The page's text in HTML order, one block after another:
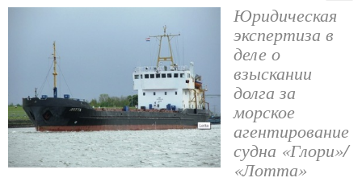
Юридическая
экспертиза в
деле о
взыскании
долга за
морское
агентирование
судна «Глори»/
«Лотта»